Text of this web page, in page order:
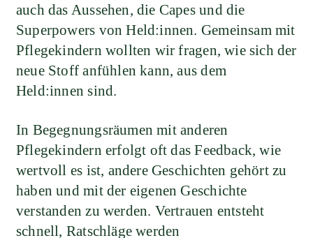
auch das Aussehen, die Capes und die
Superpowers von Held:innen. Gemeinsam mit
Pflegekindern wollten wir fragen, wie sich der
neue Stoff anfühlen kann, aus dem
Held:innen sind.
In Begegnungsräumen mit anderen
Pflegekindern erfolgt oft das Feedback, wie
wertvoll es ist, andere Geschichten gehört zu
haben und mit der eigenen Geschichte
verstanden zu werden. Vertrauen entsteht
schnell, Ratschläge werden